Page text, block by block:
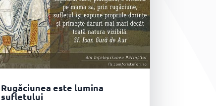
Rugăciunea este lumina
sufletului